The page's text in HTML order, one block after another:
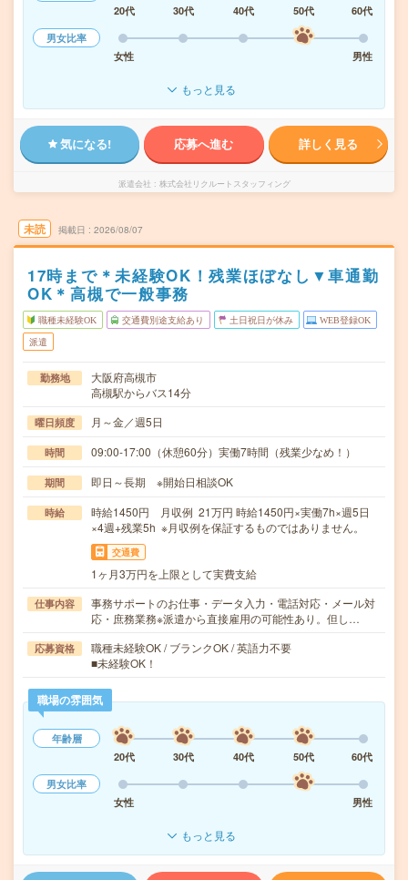
20代
30代 40代 50代
60代
男女比率
女性
男性
もっと見る
気になる! 応募へ進む 詳しく見る
派遣会社 株式会社リクルートスタッフィング
未読 掲載日 2026/08/07
17時まで＊未経験OK！残業ほぼなし▼車通勤
OK＊高槻で一般事務
職種未経験OK 交通費別途支給あり 土日祝日が休み WEB登録OK
派遣
勤務地
大阪府高槻市
高槻駅からバス14分
曜日頻度 月～金／週5日
時間 09:00-17:00（休憩60分）実働7時間（残業少なめ！）
期間 即日～長期 ※開始日相談OK
時給
時給1450円 月収例 21万円 時給1450円×実働7h×週5日
×4週+残業5h ※月収例を保証するものではありません。
交通費
1ヶ月3万円を上限として実費支給
仕事内容
事務サポートのお仕事・データ入力・電話対応・メール対
応・庶務業務※派遣から直接雇用の可能性あり。但し…
応募資格
職種未経験OK / ブランクOK / 英語力不要
■未経験OK！
職場の雰囲気
年齢層
20代
30代 40代 50代
60代
男女比率
女性
男性
もっと見る